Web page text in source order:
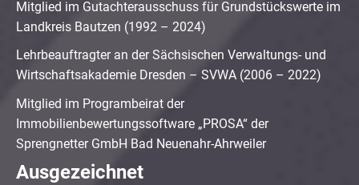
Mitglied im Gutachterausschuss für Grundstückswerte im
Landkreis Bautzen (1992 – 2024)
Lehrbeauftragter an der Sächsischen Verwaltungs- und
Wirtschaftsakademie Dresden – SVWA (2006 – 2022)
Mitglied im Programbeirat der
Immobilienbewertungssoftware „PROSA“ der
Sprengnetter GmbH Bad Neuenahr-Ahrweiler
Ausgezeichnet